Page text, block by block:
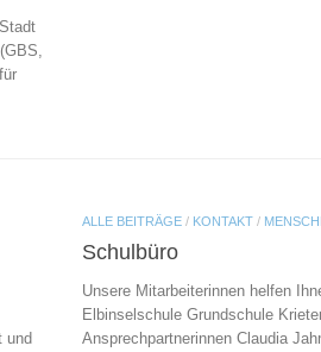
und
ALLE BEITRÄGE / KONTAKT /
Schulbüro
Unsere Mitarbeiterinnen helfen
Elbinselschule Grundschule
Ansprechpartnerinnen Claudia